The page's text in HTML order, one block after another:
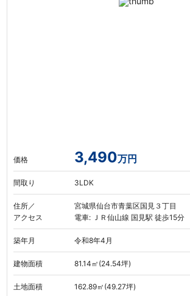
価格 3,490万円
間取り 3LDK
住所／
アクセス
宮城県仙台市青葉区国見３丁目
電車: ＪＲ仙山線 国見駅 徒歩15分
築年月 令和8年4月
建物面積 81.14㎡(24.54坪)
土地面積 162.89㎡(49.27坪)